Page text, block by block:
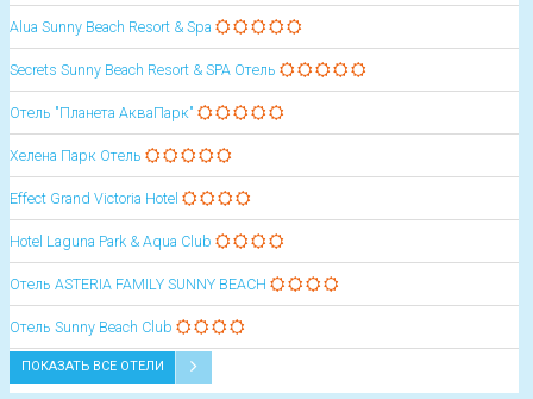
Alua Sunny Beach Resort & Spa
Secrets Sunny Beach Resort & SPA Отель
Отель "Планета АкваПарк"
Хелена Парк Отель
Effect Grand Victoria Hotel
Hotel Laguna Park & Aqua Club
Oтель ASTERIA FAMILY SUNNY BEACH
Oтель Sunny Beach Club
ПОКАЗАТЬ ВСЕ ОТЕЛИ